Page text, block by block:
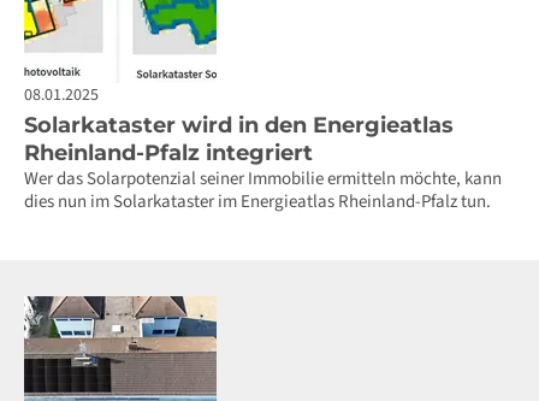
08.01.2025
Solarkataster wird in den Energieatlas
Rheinland-Pfalz integriert
Wer das Solarpotenzial seiner Immobilie ermitteln möchte, kann
dies nun im Solarkataster im Energieatlas Rheinland-Pfalz tun.